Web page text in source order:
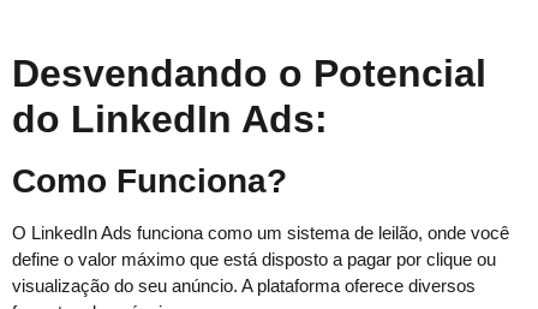
Desvendando o Potencial
do LinkedIn Ads:
Como Funciona?
O LinkedIn Ads funciona como um sistema de leilão, onde você
define o valor máximo que está disposto a pagar por clique ou
visualização do seu anúncio. A plataforma oferece diversos